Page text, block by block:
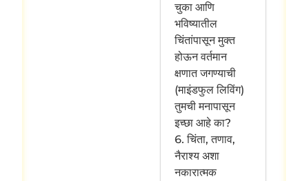
चुका आणि
भविष्यातील
चिंतांपासून मुक्त
होऊन वर्तमान
क्षणात जगण्याची
(माइंडफुल लिविंग)
तुमची मनापासून
इच्छा आहे का?
6. चिंता, तणाव,
नैराश्य अशा
नकारात्मक